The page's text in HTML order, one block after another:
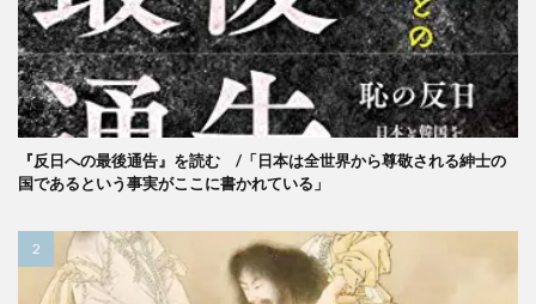
『反日への最後通告』を読む /「日本は全世界から尊敬される紳士の
国であるという事実がここに書かれている」